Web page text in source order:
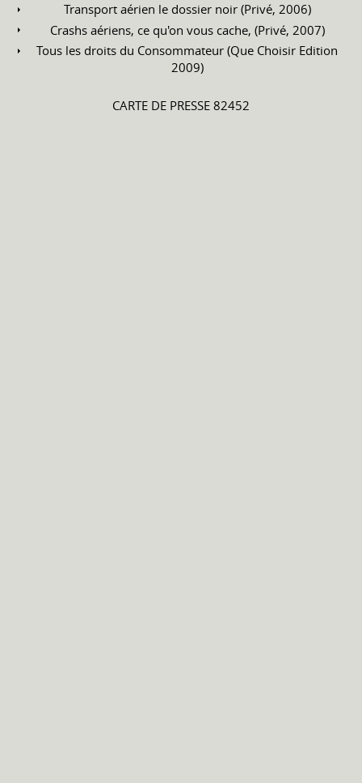
Transport aérien le dossier noir (Privé, 2006)
Crashs aériens, ce qu'on vous cache, (Privé, 2007)
Tous les droits du Consommateur (Que Choisir Edition
2009)
CARTE DE PRESSE 82452